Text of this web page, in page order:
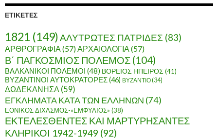
ο
ΕΤΙΚΈΤΕΣ
1821 (149)ΑΛΥΤΡΩΤΕΣ ΠΑΤΡΙΔΕΣ (83)
ΑΡΘΡΟΓΡΑΦΙΑ (57) ΑΡΧΑΙΟΛΟΓΙΑ (57)
Β΄ ΠΑΓΚΟΣΜΙΟΣ ΠΟΛΕΜΟΣ (104)
ΒΑΛΚΑΝΙΚΟΙ ΠΟΛΕΜΟΙ (48) ΒΟΡΕΙΟΣ ΗΠΕΙΡΟΣ (41)
ΒΥΖΑΝΤΙΝΟΙ ΑΥΤΟΚΡΑΤΟΡΕΣ(46) ΒΥΖΑΝΤΙΟ(34)
ΔΩΔΕΚΑΝΗΣΑ (59)
ΕΓΚΛΗΜΑΤΑ ΚΑΤΑ ΤΩΝ ΕΛΛΗΝΩΝ (74)
ΕΘΝΙΚΟΣ ΔΙΧΑΣΜΟΣ-«ΕΜΦΥΛΙΟΣ» (38)
ΕΚΤΕΛΕΣΘΕΝΤΕΣ ΚΑΙ ΜΑΡΤΥΡΗΣΑΝΤΕΣ
ΚΛΗΡΙΚΟΙ 1942-1949 (92)